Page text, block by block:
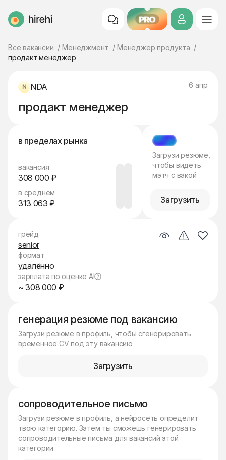
HireHi PRO
Все вакансии Менеджмент
Менеджер продукта
продакт менеджер
NDA 6 апр
продакт менеджер
в пределах рынка
вакансия
308 000 ₽
в среднем
313 063 ₽
МЭТЧ
Загрузи резюме,
чтобы видеть
мэтч с вакой
Загрузить
генерация резюме под вакансию
Загрузи резюме в профиль, чтобы сгенерировать
временное CV под эту вакансию
Загрузить
сопроводительное письмо
Загрузи резюме в профиль, а нейросеть определит
твою категорию. Затем ты сможешь генерировать
сопроводительные письма для вакансий этой
категории
грейд
senior
формат
удалённо
зарплата по оценке AI
~ 308 000 ₽